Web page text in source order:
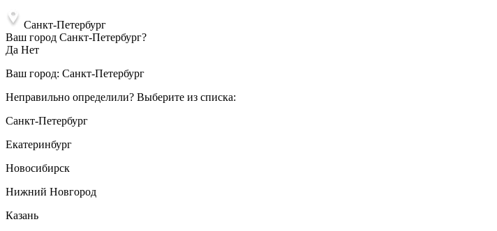
Санкт-Петербург
Ваш город Санкт-Петербург?
Да Нет
Ваш город: Санкт-Петербург
Неправильно определили? Выберите из списка:
Санкт-Петербург
Екатеринбург
Новосибирск
Нижний Новгород
Казань